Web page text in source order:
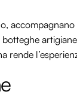
rende